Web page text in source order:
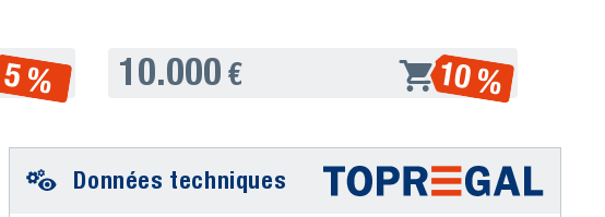
5 % 10.000 € 10 %
Données techniques